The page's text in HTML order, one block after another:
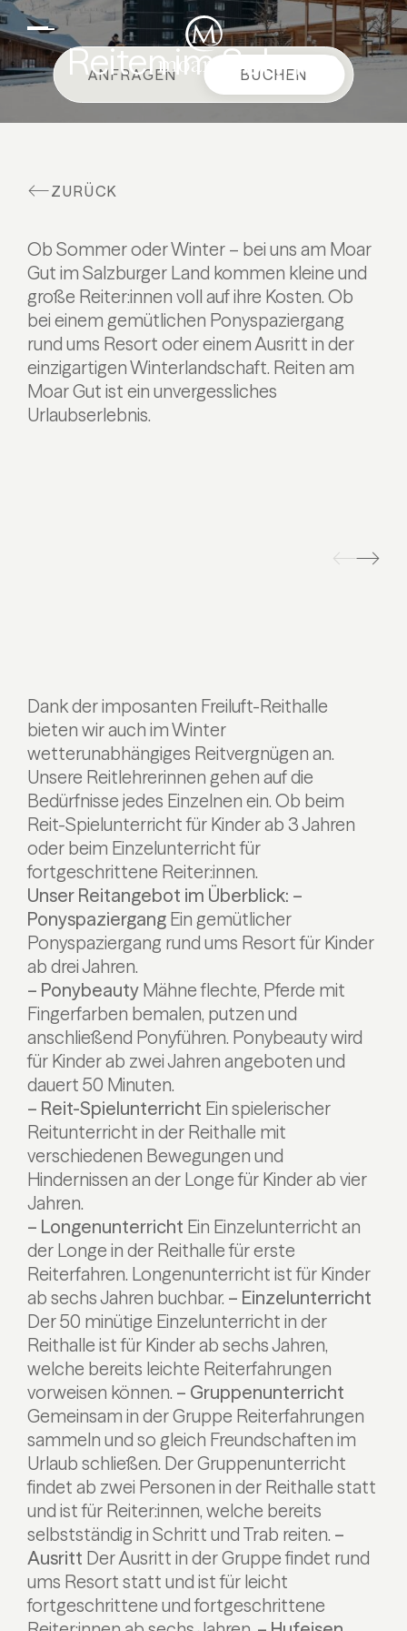
Suiten & Angebote
Familienurlaub
Moar Gut
Bauernhof
Aktiv
DEEN
Reiten im Schnee
ANFRAGEN BUCHEN
ZURÜCK
Ob Sommer oder Winter – bei uns am Moar
Gut im Salzburger Land kommen kleine und
große Reiter:innen voll auf ihre Kosten. Ob
bei einem gemütlichen Ponyspaziergang
rund ums Resort oder einem Ausritt in der
einzigartigen Winterlandschaft. Reiten am
Moar Gut ist ein unvergessliches
Urlaubserlebnis.
Dank der imposanten Freiluft-Reithalle
bieten wir auch im Winter
wetterunabhängiges Reitvergnügen an.
Unsere Reitlehrerinnen gehen auf die
Bedürfnisse jedes Einzelnen ein. Ob beim
Reit-Spielunterricht für Kinder ab 3 Jahren
oder beim Einzelunterricht für
fortgeschrittene Reiter:innen.
Unser Reitangebot im Überblick: –
Ponyspaziergang Ein gemütlicher
Ponyspaziergang rund ums Resort für Kinder
ab drei Jahren.
– Ponybeauty Mähne flechte, Pferde mit
Fingerfarben bemalen, putzen und
anschließend Ponyführen. Ponybeauty wird
für Kinder ab zwei Jahren angeboten und
dauert 50 Minuten.
– Reit-Spielunterricht Ein spielerischer
Reitunterricht in der Reithalle mit
verschiedenen Bewegungen und
Hindernissen an der Longe für Kinder ab vier
Jahren.
– Longenunterricht Ein Einzelunterricht an
der Longe in der Reithalle für erste
Reiterfahren. Longenunterricht ist für Kinder
ab sechs Jahren buchbar. – Einzelunterricht
Der 50 minütige Einzelunterricht in der
Reithalle ist für Kinder ab sechs Jahren,
welche bereits leichte Reiterfahrungen
vorweisen können. – Gruppenunterricht
Gemeinsam in der Gruppe Reiterfahrungen
sammeln und so gleich Freundschaften im
Urlaub schließen. Der Gruppenunterricht
findet ab zwei Personen in der Reithalle statt
und ist für Reiter:innen, welche bereits
selbstständig in Schritt und Trab reiten. –
Ausritt Der Ausritt in der Gruppe findet rund
ums Resort statt und ist für leicht
fortgeschrittene und fortgeschrittene